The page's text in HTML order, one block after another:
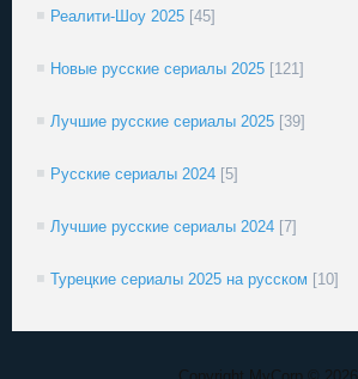
Реалити-Шоу 2025 [45]
Новые русские сериалы 2025 [121]
Лучшие русские сериалы 2025 [39]
Русские сериалы 2024 [5]
Лучшие русские сериалы 2024 [7]
Турецкие сериалы 2025 на русском [10]